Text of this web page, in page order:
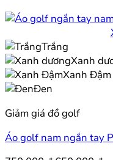
Trắng
Xanh
Xanh Đậm
Đen
Giảm giá đồ golf
Áo golf nam ngắn tay